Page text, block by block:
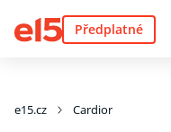
Předplatné
e15.cz Cardior